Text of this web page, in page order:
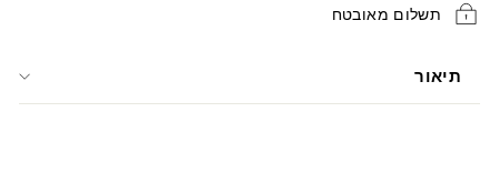
תשלום מאובטח
תיאור